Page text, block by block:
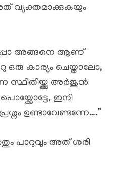
അത് വ്യക്തമാക്കുകയും
അങ്ങനെ ആണ്
ഒരു കാര്യം ചെയ്താലോ,
സ്ഥിതിയ്ക്കു അർജുൻ
ഇനി
ഉണ്ടാവേണ്ടന്നേ….”
പാറുവും അത് ശരി